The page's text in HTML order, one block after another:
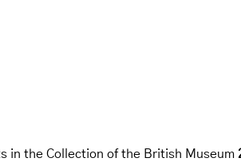
in the Collection of the British Museum